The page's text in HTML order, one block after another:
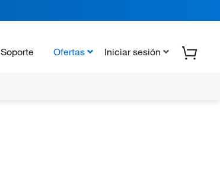
Soporte Ofertas Iniciar sesión